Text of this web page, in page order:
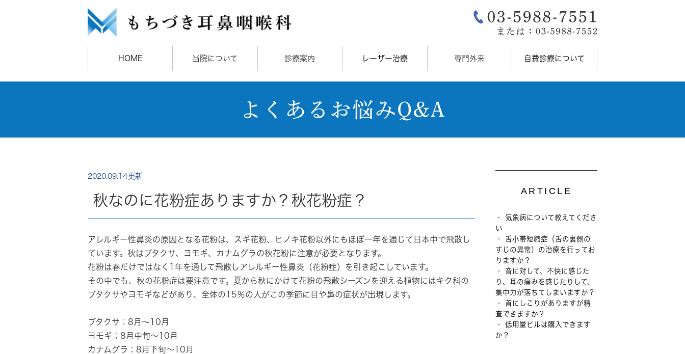
HOME 当院について 診療案内 レーザー治療 専門外来 自費診療について
よくあるお悩みQ&A
2020.09.14更新
秋なのに花粉症ありますか？秋花粉症？
アレルギー性鼻炎の原因となる花粉は、スギ花粉、ヒノキ花粉以外にもほぼ一年を通じて日本中で飛散し
ています。秋はブタクサ、ヨモギ、カナムグラの秋花粉に注意が必要となります。
花粉は春だけではなく1年を通して飛散しアレルギー性鼻炎（花粉症）を引き起こしています。
その中でも、秋の花粉症は要注意です。夏から秋にかけて花粉の飛散シーズンを迎える植物にはキク科の
ブタクサやヨモギなどがあり、全体の15％の人がこの季節に目や鼻の症状が出現します。
ブタクサ；8月～10月
ヨモギ；8月中旬～10月
カナムグラ；8月下旬～10月
ARTICLE
気象病について教えてくださ
い
舌小帯短縮症（舌の裏側の
すじの異常）の治療を行ってお
りますか？
音に対して、不快に感じた
り、耳の痛みを感じたりして、
集中力が落ちてしまいますか？
首にしこりがありますが精
査できますか？
低用量ピルは購入できます
か？